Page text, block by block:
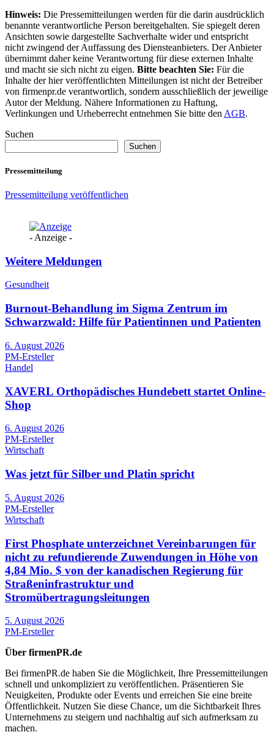
Hinweis: Die Pressemitteilungen werden für die darin ausdrücklich
benannte verantwortliche Person bereitgehalten. Sie spiegelt deren
Ansichten sowie dargestellte Sachverhalte wider und entspricht
nicht zwingend der Auffassung des Diensteanbieters. Der Anbieter
übernimmt daher keine Verantwortung für diese externen Inhalte
und macht sie sich nicht zu eigen. Bitte beachten Sie: Für die
Inhalte der hier veröffentlichten Mitteilungen ist nicht der Betreiber
von firmenpr.de verantwortlich, sondern ausschließlich der jeweilige
Autor der Meldung. Nähere Informationen zu Haftung,
Verlinkungen und Urheberrecht entnehmen Sie bitte den AGB.
Suchen
Suchen
Pressemitteilung
Pressemitteilung veröffentlichen
- Anzeige -
Weitere Meldungen
Gesundheit
Burnout-Behandlung im Sigma Zentrum im
Schwarzwald: Hilfe für Patientinnen und Patienten
6. August 2026
PM-Ersteller
Handel
XAVERL Orthopädisches Hundebett startet Online-
Shop
6. August 2026
PM-Ersteller
Wirtschaft
Was jetzt für Silber und Platin spricht
5. August 2026
PM-Ersteller
Wirtschaft
First Phosphate unterzeichnet Vereinbarungen für
nicht zu refundierende Zuwendungen in Höhe von
4,84 Mio. $ von der kanadischen Regierung für
Straßeninfrastruktur und
Stromübertragungsleitungen
5. August 2026
PM-Ersteller
Über firmenPR.de
Bei firmenPR.de haben Sie die Möglichkeit, Ihre Pressemitteilungen
schnell und unkompliziert zu veröffentlichen. Präsentieren Sie
Neuigkeiten, Produkte oder Events und erreichen Sie eine breite
Öffentlichkeit. Nutzen Sie diese Chance, um die Sichtbarkeit Ihres
Unternehmens zu steigern und nachhaltig auf sich aufmerksam zu
machen.